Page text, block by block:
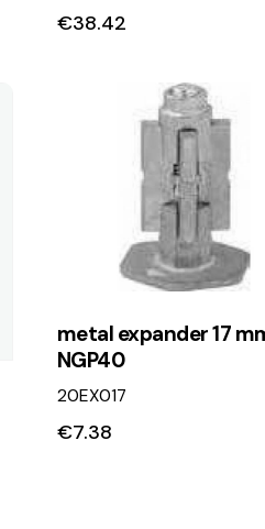
€38.42
metal expander 17
NGP40
20EX017
€7.38